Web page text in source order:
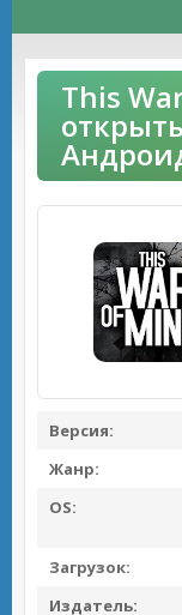
This
Версия:
Жанр:
OS:
Загрузок:
Издатель: